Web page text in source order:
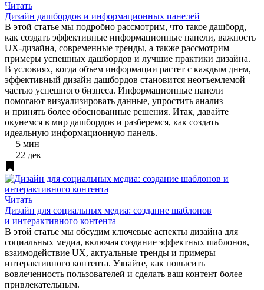
Читать
Дизайн дашбордов и информационных панелей
В этой статье мы подробно рассмотрим, что такое дашборд,
как создать эффективные информационные панели, важность
UX-дизайна, современные тренды, а также рассмотрим
примеры успешных дашбордов и лучшие практики дизайна.
В условиях, когда объем информации растет с каждым днем,
эффективный дизайн дашбордов становится неотъемлемой
частью успешного бизнеса. Информационные панели
помогают визуализировать данные, упростить анализ
и принять более обоснованные решения. Итак, давайте
окунемся в мир дашбордов и разберемся, как создать
идеальную информационную панель.
5 мин
22 дек
Читать
Дизайн для социальных медиа: создание шаблонов
и интерактивного контента
В этой статье мы обсудим ключевые аспекты дизайна для
социальных медиа, включая создание эффектных шаблонов,
взаимодействие UX, актуальные тренды и примеры
интерактивного контента. Узнайте, как повысить
вовлеченность пользователей и сделать ваш контент более
привлекательным.